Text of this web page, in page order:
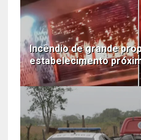
Incêndio de grande
estabelecimento